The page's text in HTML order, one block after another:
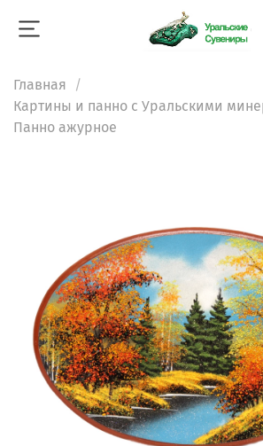
Главная
Картины и панно с Уральскими
Панно ажурное